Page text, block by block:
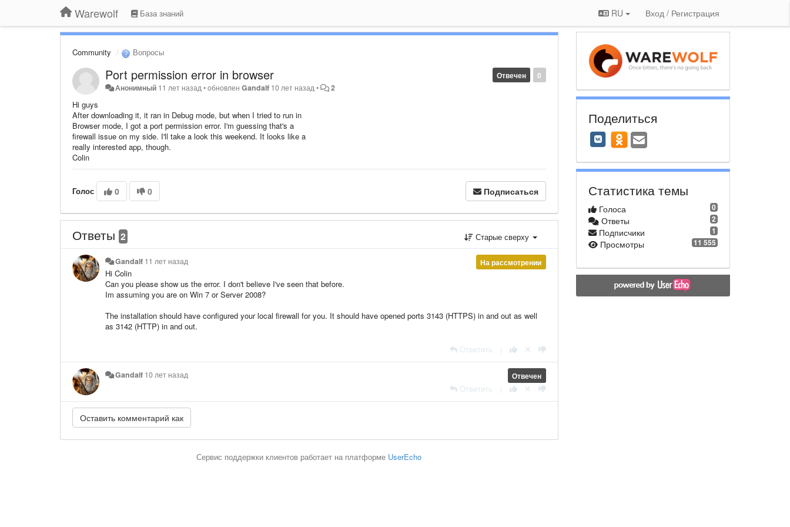
Warewolf База знаний RU Вход / Регистрация
Community Вопросы
0
Отвечен
Port permission error in browser
Анонимный 11 лет назад •обновленGandalf 10 лет назад • 2
Hi guys
After downloading it, it ran in Debug mode, but when I tried to run in
Browser mode, I got a port permission error. I'm guessing that's a
firewall issue on my side. I'll take a look this weekend. It looks like a
really interested app, though.
Colin
Голос 0 0 Подписаться
Ответы 2 Старые сверху
На рассмотрении
Gandalf 11 лет назад
Hi Colin
Can you please show us the error. I don't believe I've seen that before.
Im assuming you are on Win 7 or Server 2008?
The installation should have configured your local firewall for you. It should have opened ports 3143 (HTTPS) in and out as well
as 3142 (HTTP) in and out.
Ответить
Отвечен
Gandalf 10 лет назад
Ответить
Сервис поддержки клиентов работает на платформе UserEcho
Поделиться
Статистика темы
0
Голоса
2
Ответы
1
Подписчики
11 555
Просмотры